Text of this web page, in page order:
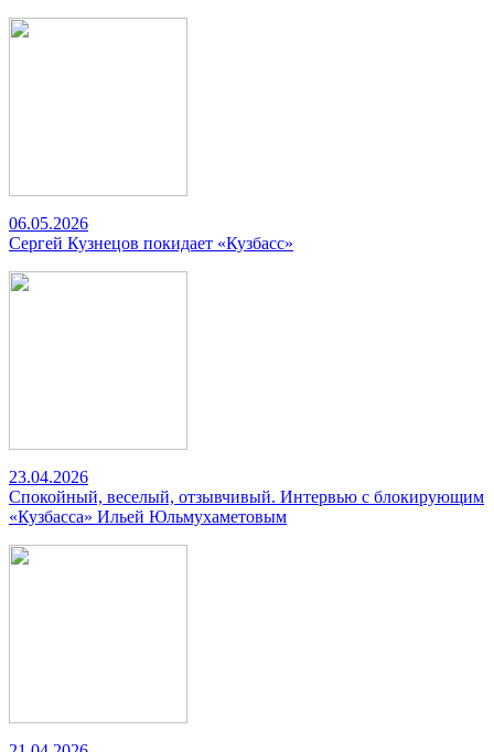
06.05.2026
Сергей Кузнецов покидает «Кузбасс»
23.04.2026
Спокойный, веселый, отзывчивый. Интервью с блокирующим
«Кузбасса» Ильей Юльмухаметовым